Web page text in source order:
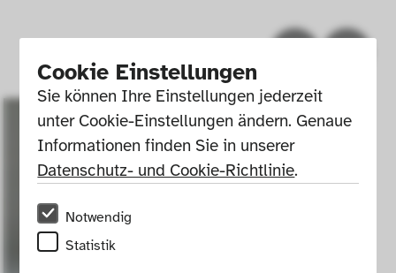
Cookie Einstellungen
Sie können Ihre Einstellungen jederzeit
unter Cookie-Einstellungen ändern. Genaue
Informationen finden Sie in unserer
Datenschutz- und Cookie-Richtlinie.
Notwendig
Statistik